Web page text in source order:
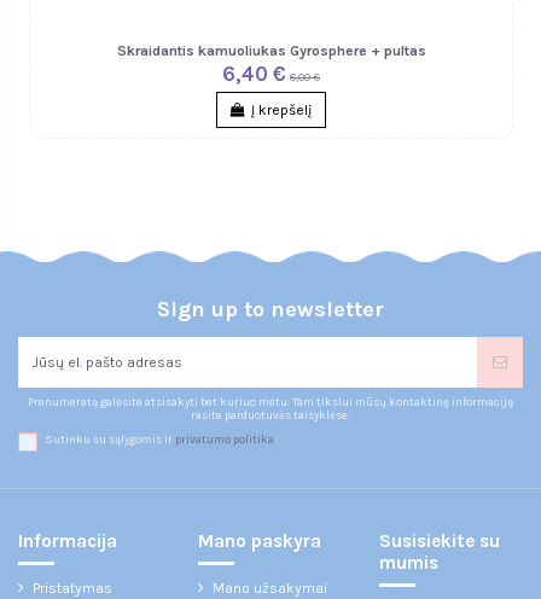
Skraidantis kamuoliukas Gyrosphere + pultas
6,40 € 8,00 €
Į krepšelį
Sign up to newsletter
Prenumeratą galėsite atsisakyti bet kuriuo metu. Tam tikslui mūsų kontaktinę informaciją
rasite parduotuvės taisyklėse.
Sutinku su sąlygomis ir privatumo politika
Informacija
Pristatymas
Mano paskyra
Mano užsakymai
Susisiekite su
mumis